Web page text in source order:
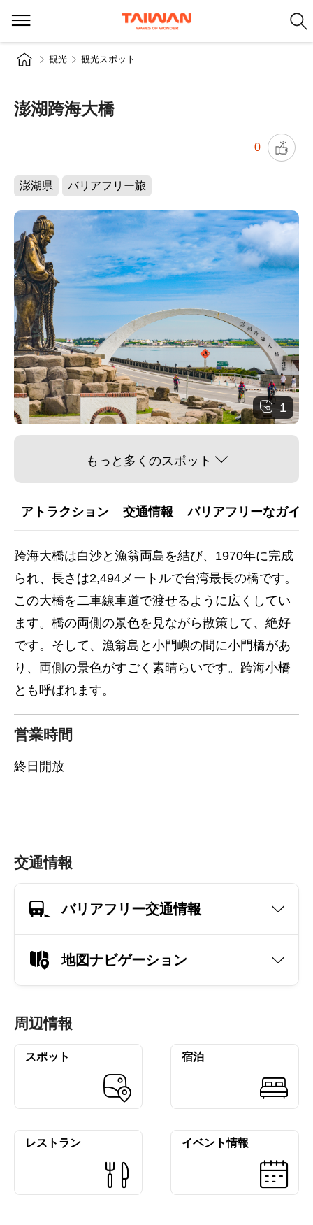
観光 観光スポット
澎湖跨海大橋
0
澎湖県 バリアフリー旅
1
もっと多くのスポット
アトラクション 交通情報 バリアフリーなガイ
跨海大橋は白沙と漁翁両島を結び、1970年に完成
られ、長さは2,494メートルで台湾最長の橋です。
この大橋を二車線車道で渡せるように広くしてい
ます。橋の両側の景色を見ながら散策して、絶好
です。そして、漁翁島と小門嶼の間に小門橋があ
り、両側の景色がすごく素晴らいです。跨海小橋
とも呼ばれます。
営業時間
終日開放
交通情報
バリアフリー交通情報
地図ナビゲーション
周辺情報
スポット 宿泊
レストラン イベント情報